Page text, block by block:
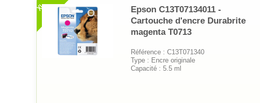
XL
Epson C13T07134011 -
Cartouche d'encre Durabrite
magenta T0713
Référence : C13T071340
Type : Encre originale
Capacité : 5.5 ml